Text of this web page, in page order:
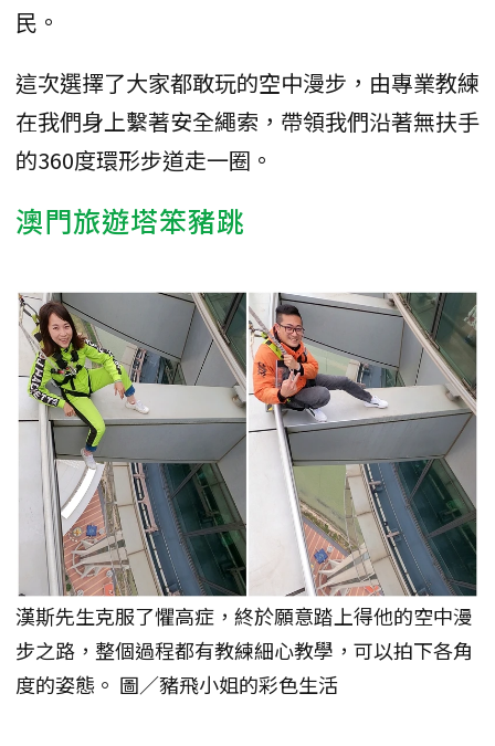
民。
這次選擇了大家都敢玩的空中漫步，由專業教練
在我們身上繫著安全繩索，帶領我們沿著無扶手
的360度環形步道走一圈。
澳門旅遊塔笨豬跳
漢斯先生克服了懼高症，終於願意踏上得他的空中漫
步之路，整個過程都有教練細心教學，可以拍下各角
度的姿態。 圖／豬飛小姐的彩色生活